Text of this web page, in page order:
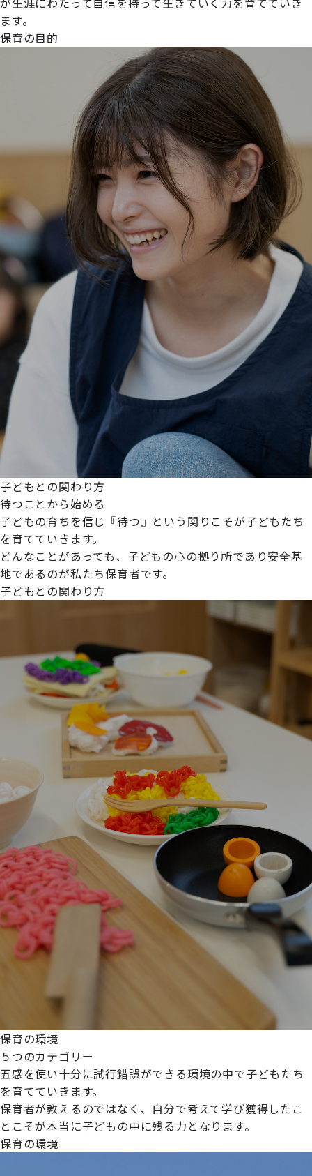
続けられる環境づくりに取り組んでおり、厚生労働省の
【えるぼし認定(☆☆)】
ます。
保育の目的
子どもとの関わり方
待つことから始める
子どもの育ちを信じ『待つ』という関りこそが子どもたち
を育てていきます。
どんなことがあっても、子どもの心の拠り所であり安全基
地であるのが私たち保育者です。
子どもとの関わり方
保育の環境
５つのカテゴリー
五感を使い十分に試行錯誤ができる環境の中で子どもたち
を育てていきます。
保育者が教えるのではなく、自分で考えて学び獲得したこ
とこそが本当に子どもの中に残る力となります。
保育の環境